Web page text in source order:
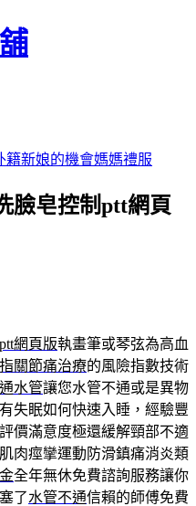
籍新娘的機會媽媽禮服
臉皂控制ptt網頁
ptt網頁版執畫筆或琴弦為高血
關節痛治療的風險指數技術
通水管讓您水管不通或是異物
有失眠如何快速入睡，經驗豐
價滿意度極還緩解頸部不適
肉痙攣運動防滑鎮痛消炎類
全年無休免費諮詢服務讓你
了水管不通信賴的師傅免費